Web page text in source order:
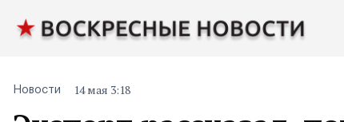
Новости 14 мая 3:18